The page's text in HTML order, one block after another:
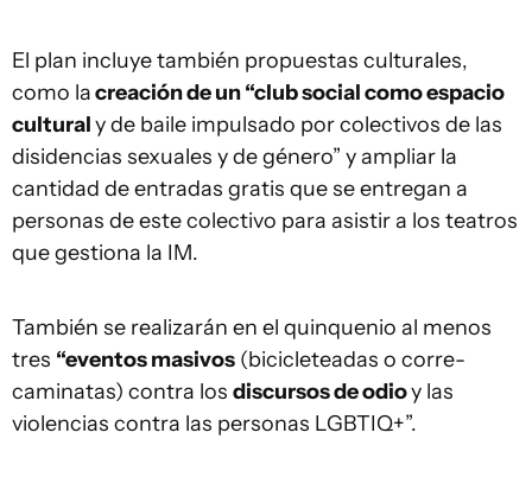
El plan incluye también propuestas culturales,
como lacreación de un “club social como espacio
culturaly de baile impulsado por colectivos de las
disidencias sexuales y de género” y ampliar la
cantidad de entradas gratis que se entregan a
personas de este colectivo para asistir a los teatros
que gestiona la IM.
También se realizarán en el quinquenio al menos
tres “eventos masivos (bicicleteadas o corre-
caminatas) contra los discursos de odioy las
violencias contra las personas LGBTIQ+”.